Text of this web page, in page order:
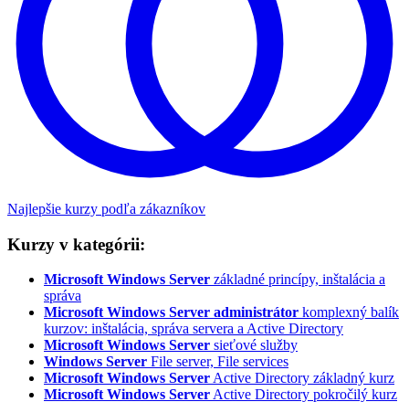
Najlepšie kurzy podľa zákazníkov
Kurzy v kategórii:
Microsoft Windows Server základné princípy, inštalácia a
správa
Microsoft Windows Server administrátor komplexný balík
kurzov: inštalácia, správa servera a Active Directory
Microsoft Windows Server sieťové služby
Windows Server File server, File services
Microsoft Windows Server Active Directory základný kurz
Microsoft Windows Server Active Directory pokročilý kurz